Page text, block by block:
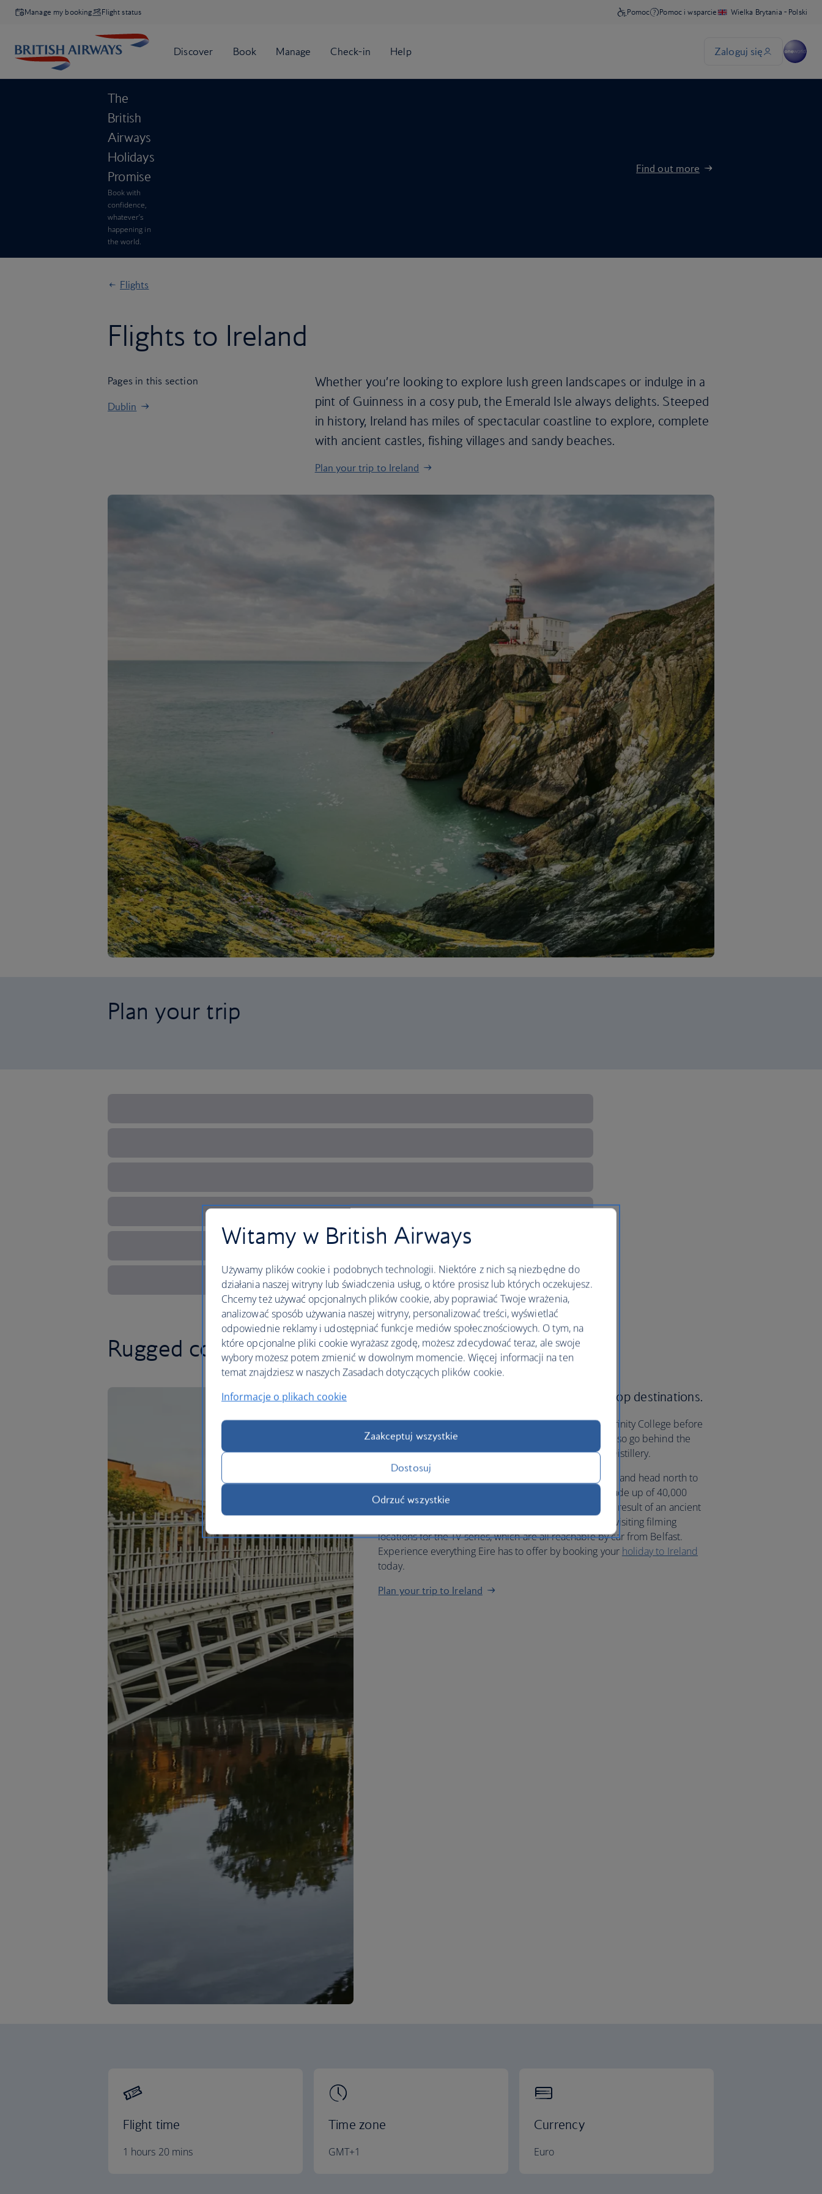
Manage my booking Flight status
The
British
Airways
Holidays
Promise
Book with
confidence,
whatever’s
happening in
the world.
Find out more
Flights
Flights to Ireland
Pages in this section
Dublin
Whether you’re looking to explore lush green landscapes or indulge in a
pint of Guinness in a cosy pub, the Emerald Isle always delights. Steeped
in history, Ireland has miles of spectacular coastline to explore, complete
with ancient castles, fishing villages and sandy beaches.
Plan your trip to Ireland
Plan your trip
Rugged coastline and lively cities
Choose British Airways to fly into Ireland’s top destinations.
Bookflights to Dublinto stroll around the grounds of Trinity College before
enjoying an evening at the lively Temple Bar. You can also go behind the
scenes at the Guinness Storehouse and Old Jameson Distillery.
Fly to Belfast
to experience the Titanic Belfast museum and head north to
take in the Giant’s Causeway. This natural wonder is made up of 40,000
interlocking basalt columns that have combined as the result of an ancient
volcanic eruption. And Game of Thrones fans will love visiting filming
locations for the TV series, which are all reachable by car from Belfast.
Experience everything Eire has to offer by booking your holiday to Ireland
today.
Plan your trip to Ireland
Flight time
1 hours 20 mins
Time zone
GMT+1
Currency
Euro
Witamy w British Airways
Używamy plików cookie i podobnych technologii. Niektóre z nich są niezbędne do
działania naszej witryny lub świadczenia usług, o które prosisz lub których oczekujesz.
Chcemy też używać opcjonalnych plików cookie, aby poprawiać Twoje wrażenia,
analizować sposób używania naszej witryny, personalizować treści, wyświetlać
odpowiednie reklamy i udostępniać funkcje mediów społecznościowych. O tym, na
które opcjonalne pliki cookie wyrażasz zgodę, możesz zdecydować teraz, ale swoje
wybory możesz potem zmienić w dowolnym momencie. Więcej informacji na ten
temat znajdziesz w naszych Zasadach dotyczących plików cookie.
Informacje o plikach cookie
Zaakceptuj wszystkie
Dostosuj
Odrzuć wszystkie